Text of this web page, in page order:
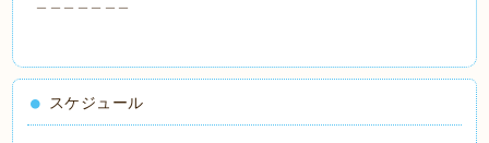
スケジュール